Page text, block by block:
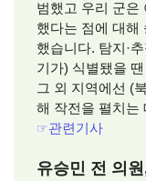
범했고 우리 군은
했다는 점에 대해
했습니다. 탐지·
기가) 식별됐을
그 외 지역에선 (
해 작전을 펼치는
☞관련기사
유승민 전 의